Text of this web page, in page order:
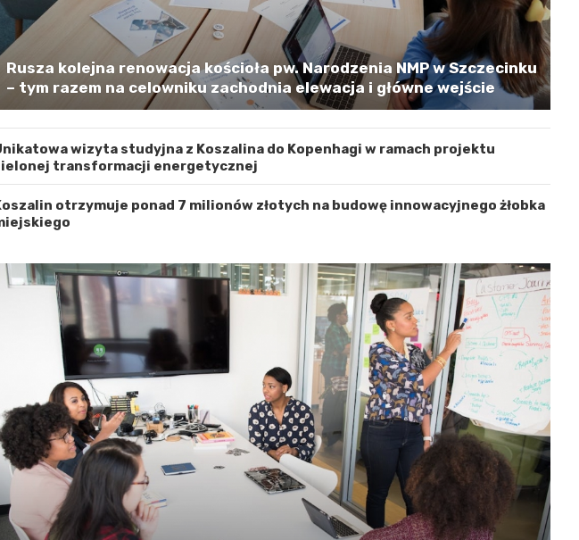
Rusza kolejna renowacja kościoła pw. Narodzenia NMP w Szczecinku
– tym razem na celowniku zachodnia elewacja i główne wejście
wizyta studyjna z Koszalina do Kopenhagi w ramach projektu
transformacji energetycznej
otrzymuje ponad 7 milionów złotych na budowę innowacyjnego żłobka